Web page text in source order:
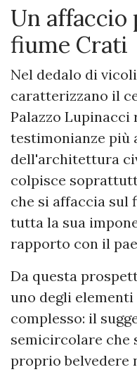
Un
fiume Crati
Nel dedalo di
caratterizzano il
Palazzo Lupinacci
testimonianze più
dell'architettura
colpisce
che si affaccia sul
tutta la sua
rapporto con il
Da questa
uno degli
complesso: il
semicircolare che
proprio belvedere